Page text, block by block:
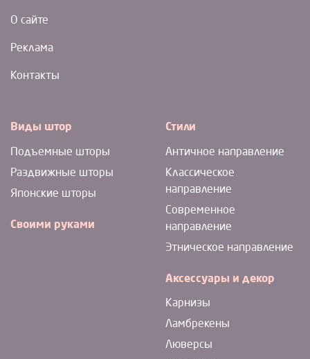
О сайте
Реклама
Контакты
Виды штор
Подъемные шторы
Раздвижные шторы
Японские шторы
Своими руками
Стили
Античное направление
Классическое
направление
Современное
направление
Этническое направление
Аксессуары и декор
Карнизы
Ламбрекены
Люверсы